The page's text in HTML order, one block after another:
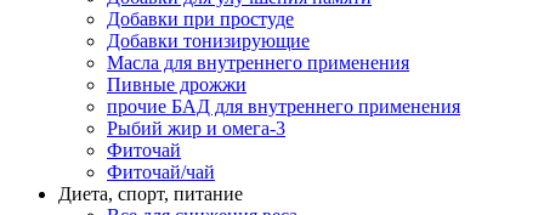
Добавки при простуде
Добавки тонизирующие
Масла для внутреннего применения
Пивные дрожжи
прочие БАД для внутреннего применения
Рыбий жир и омега-3
Фиточай
Фиточай/чай
Диета, спорт, питание